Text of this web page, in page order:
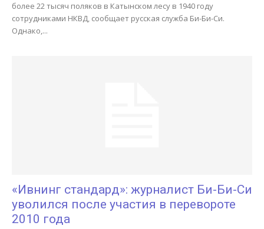
более 22 тысяч поляков в Катынском лесу в 1940 году
сотрудниками НКВД, сообщает русская служба Би-Би-Си.
Однако,...
«Ивнинг стандард»: журналист Би-Би-Си
уволился после участия в перевороте
2010 года